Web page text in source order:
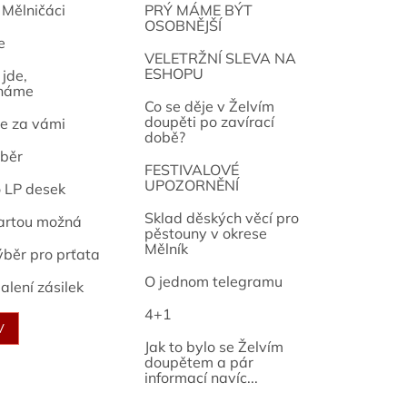
za vámi
desek
možná
pro prťata
zásilek
PRÝ MÁME BÝT
OSOBNĚJŠÍ
VELETRŽNÍ SLEVA NA
ESHOPU
Co se děje v Želvím
doupěti po zavírací
době?
FESTIVALOVÉ
UPOZORNĚNÍ
Sklad děských věcí pro
pěstouny v okrese
Mělník
O jednom telegramu
4+1
Jak to bylo se Želvím
doupětem a pár
informací navíc...